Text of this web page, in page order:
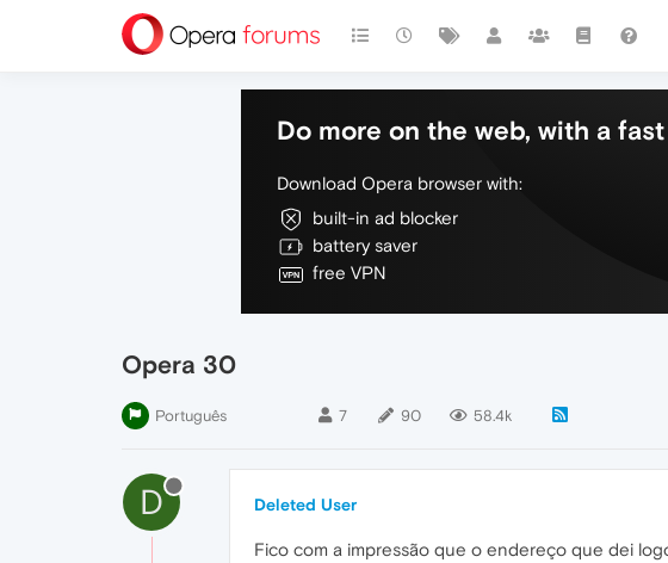
Do more on the web, with a
Download Opera browser with:
built-in ad blocker
battery saver
free VPN
Opera 30
Português 7 90 58.4k
D Deleted User
Fico com a impressão que o endereço que dei